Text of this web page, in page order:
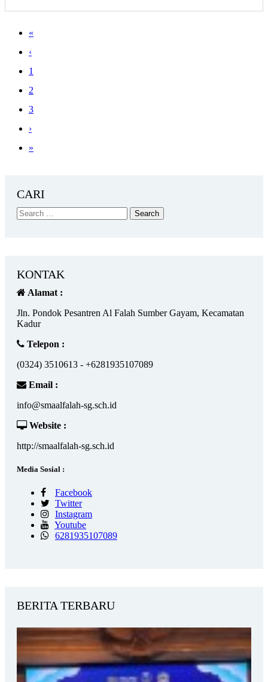
«
‹
1
2
3
›
»
CARI
KONTAK
Alamat :
Jln. Pondok Pesantren Al Falah Sumber Gayam, Kecamatan
Kadur
Telepon :
(0324) 3510613 - +6281935107089
Email :
info@smaalfalah-sg.sch.id
Website :
http://smaalfalah-sg.sch.id
Media Sosial :
Facebook
Twitter
Instagram
Youtube
6281935107089
BERITA TERBARU